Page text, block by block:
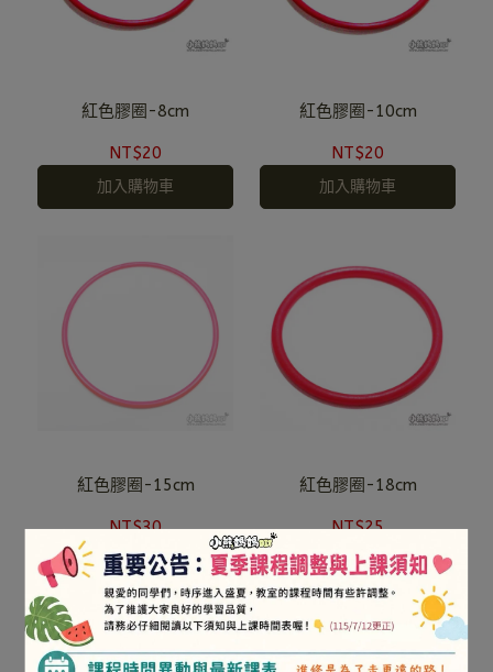
紅色膠圈-8cm
NT$20
加入購物車
紅色膠圈-10cm
NT$20
加入購物車
紅色膠圈-15cm
NT$30
已售完
紅色膠圈-18cm
NT$25
加入購物車